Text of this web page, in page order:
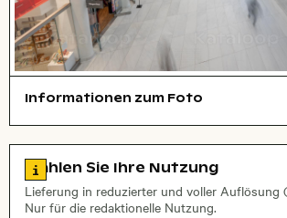
Informationen zum Foto
, Objektiv
Zu den Lizenzinformationen
Wählen Sie Ihre Nutzung
Lieferung in reduzierter und voller Auflösung
Nur für die redaktionelle Nutzung.